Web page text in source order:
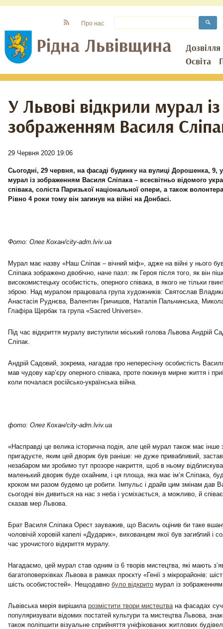
Дозвілля
Освіта
Про нас
У Львові відкрили мурал із
зображенням Василя
29 Червня 2020 19:06
Сьогодні, 29 червня, на фасаді будинку на вулиці Дорошенка, 9,
мурал із зображенням Василя Сліпака – всесвітньо відомого
співака, соліста Паризької національної опери, а також
Рівно 4 роки тому він загинув на війні на Донбасі.
Фото: Олег Кохан/city-adm.lviv.ua
Мурал має назву «Наш Сліпак – вічний міф», адже на війні у нього
Сліпака зображено двобічно, наче пазл: як Героя після того, як він
високомистецьку особистість, оперного співака, в якого не тільки
зброю. Над муралом працювала група художників: Святослав
Анастасія Руднєва, Валентин Гричишов, Наталія Пальчинська,
Глафіра Щербак та група «Sacred Universe».
Під час відкриття муралу виступили міський голова Львова Андрій
Сліпак.
Андрій Садовий, зокрема, нагадав про непересічну особистість
мав чудову кар’єру оперного співака, проте покинув мирне життя і
коли почалася російсько-українська війна.
фото: Олег Кохан/city-adm.lviv.ua
«Насправді це велика історична подія, але цей мурал також має
пригадуєте, яким цей дворик був раніше: не дуже привабливий,
незабаром ми зробимо тут прозоре накриття, щоб в ньому
маленький дворик буде охайним, і ця площа, яка має ім’я Сліпака,
кроком ми разом будемо це робити. Імпульс і драйв цим змінам дав
сьогодні він дивиться на нас з неба і усміхається, а можливо, й
сказав мер Львова.
Брат Василя Сліпака Орест зауважив, що Василь оцінив би таке
чоловічій хоровій капелі «Дударик», вихованцем якої був загиблий і
час урочистого відкриття муралу.
Нагадаємо, цей мурал став одним із 6 творів мистецтва, які мають
багатоповерхівках Львова в рамках проєкту «Генії з мікрорайонів:
шість особистостей». Нещодавно було відкрито мурал із
Львівська мерія вирішила розмістити твори мистецтвана фасадах
популяризувати відомих постатей культури та мистецтва Львова,
також поліпшити візуальне сприйняття уніфікованих житлових